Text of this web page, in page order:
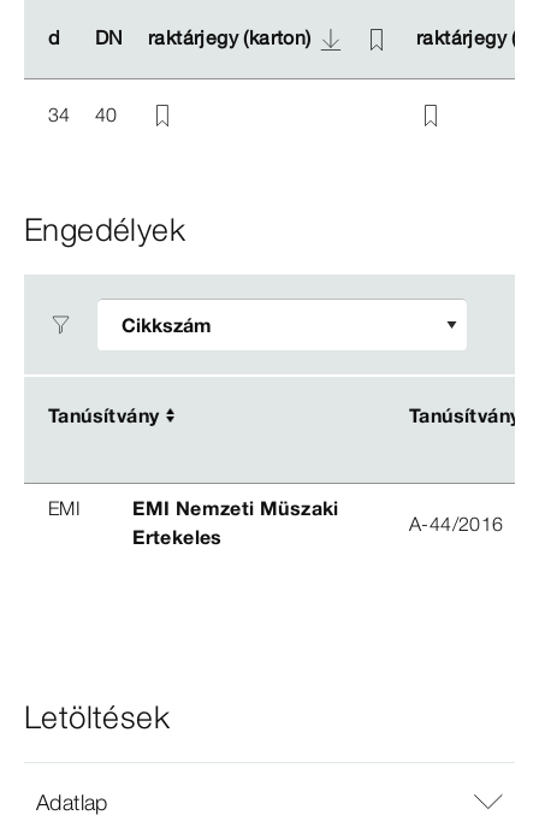
d DN raktárjegy (karton) raktárjegy
d DN raktárjegy (karton) raktárjegy
34 40
Engedélyek
Tanúsítvány Tanúsítvány
Tanúsítvány Tanúsítvány
EMI
EMI Nemzeti Müszaki
Ertekeles
A-44/2016
Letöltések
Adatlap